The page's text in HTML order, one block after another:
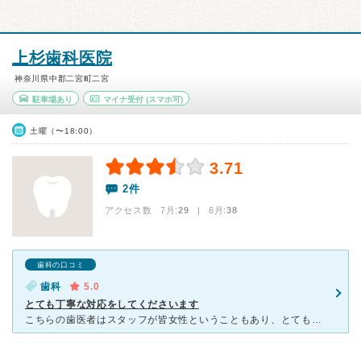
上杉歯科医院
神奈川県中郡二宮町二宮
駐車場あり マイナ受付(スマホ可)
土曜（〜18:00）
3.71
2件
アクセス数 7月:29 | 6月:38
歯科の口コミ
歯科
5.0
とても丁寧な対応をしてくださいます
こちらの歯医者はスタッフが皆女性ということもあり、とても親切で丁寧な治療をして下さいます。 突然の歯痛に悩まされた際も、営業時間外というのに処置をして下さったり患者のことを第一に考えてくれてるという